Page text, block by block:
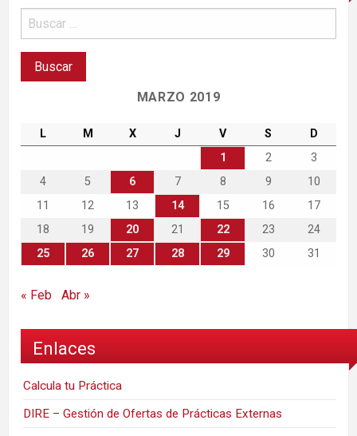
MARZO 2019
L M X J V S
D
1
2
3
4
5 6 7 8 9
10
11
12 13 14 15 16
17
18
19 20 21 22 23
24
25
26 27 28 29 30 31
« Feb Abr »
Enlaces
Calcula tu Práctica
DIRE – Gestión de Ofertas de Prácticas Externas